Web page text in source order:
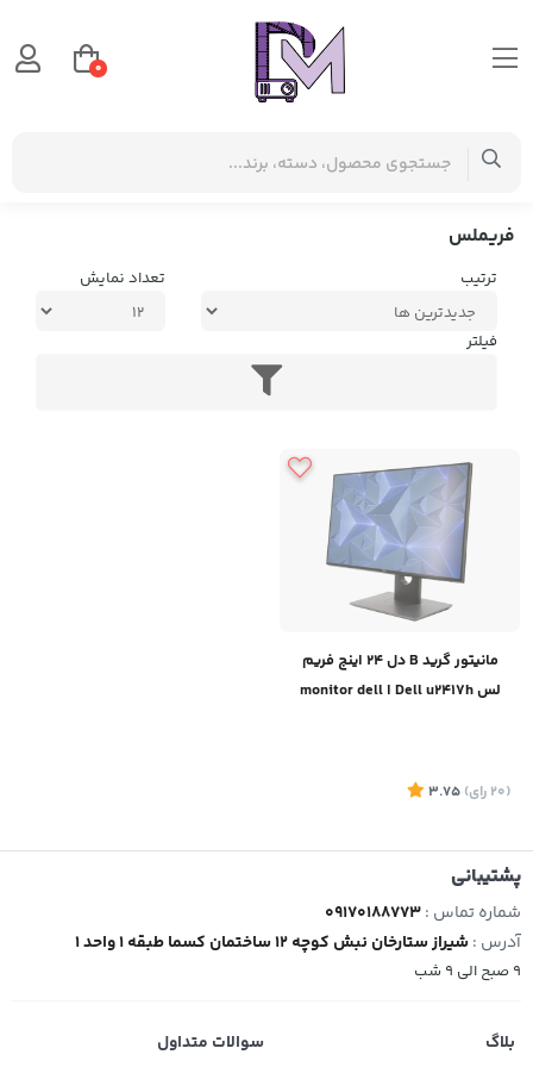
فریملس
ترتیب تعداد نمایش
فیلتر
مانیتور گرید B دل 24 اینج فریم
لس Dell u2417h ا monitor dell
(20 رای)
3.75
پشتیبانی
شماره تماس :09170188773
آدرس :شیراز ستارخان نبش کوچه 12 ساختمان کسما طبقه 1 واحد 1
9 صبح الی 9 شب
بلاگ سوالات متداول
0